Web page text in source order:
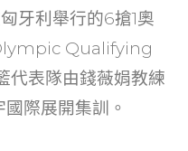
牙利舉行的6搶1奧
Qualifying
表隊由錢薇娟教練
際展開集訓。